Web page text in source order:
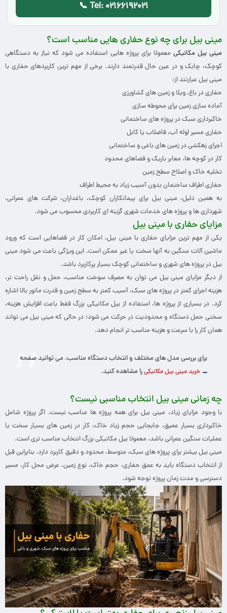
📞 Tel: 02166192021
مینی بیل برای چه نوع حفاری هایی مناسب است؟
مینی بیل مکانیکی معمولا برای پروژه هایی استفاده می شود که نیاز به دستگاهی
کوچک، چابک و در عین حال قدرتمند دارند. برخی از مهم ترین کاربردهای حفاری با
مینی بیل عبارتند از:
حفاری در باغ، ویلا و زمین های کشاورزی
آماده سازی زمین برای محوطه سازی
خاکبرداری سبک در پروژه های ساختمانی
حفاری مسیر لوله آب، فاضلاب یا کابل
اجرای زهکشی در زمین های باغی و ساختمانی
کار در کوچه ها، معابر باریک و فضاهای محدود
تخلیه خاک و اصلاح سطح زمین
حفاری اطراف ساختمان بدون آسیب زیاد به محیط اطراف
به همین دلیل، مینی بیل برای پیمانکاران کوچک، باغداران، شرکت های عمرانی،
شهرداری ها و پروژه های خدمات شهری گزینه ای کاربردی محسوب می شود.
مزایای حفاری با مینی بیل
یکی از مهم ترین مزایای حفاری با مینی بیل، امکان کار در فضاهایی است که ورود
ماشین آلات سنگین به آنها سخت یا غیر ممکن است. این ویژگی باعث می شود مینی
بیل در پروژه های شهری و ساختمانی کوچک بسیار پرکاربرد باشد.
از دیگر مزایای مینی بیل می توان به مصرف سوخت مناسب، حمل و نقل راحت تر،
هزینه اجرای کمتر در پروژه های سبک، آسیب کمتر به سطح زمین و قدرت مانور بالا اشاره
کرد. در بسیاری از پروژه ها، استفاده از بیل مکانیکی بزرگ فقط باعث افزایش هزینه،
سختی حمل دستگاه و محدودیت در حرکت می شود؛ در حالی که مینی بیل می تواند
همان کار را با سرعت و هزینه مناسب تر انجام دهد.
برای بررسی مدل های مختلف و انتخاب دستگاه مناسب، می توانید صفحه
خرید مینی بیل مکانیکیرا مشاهده کنید.
چه زمانی مینی بیل انتخاب مناسبی نیست؟
با وجود مزایای زیاد، مینی بیل برای همه پروژه ها مناسب نیست. اگر پروژه شامل
خاکبرداری بسیار عمیق، جابجایی حجم زیاد خاک، کار در زمین های بسیار سخت یا
عملیات سنگین عمرانی باشد، معمولا بیل مکانیکی بزرگ انتخاب مناسب تری است.
مینی بیل بیشتر برای پروژه های سبک، متوسط، محدود و دقیق کاربرد دارد. بنابراین قبل
از انتخاب دستگاه باید به عمق حفاری، حجم خاک، نوع زمین، عرض محل کار، مسیر
دسترسی و مدت زمان پروژه توجه شود.